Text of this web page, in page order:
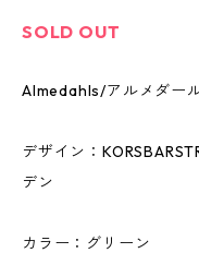
SOLD OUT
Almedahls/アルメダー
デザイン：
デン
カラー：グリーン